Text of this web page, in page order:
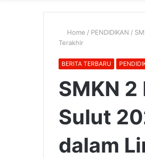
Home / PENDIDIKAN /
Terakhir
BERITA TERBARU
SMKN
Sulut
dalam